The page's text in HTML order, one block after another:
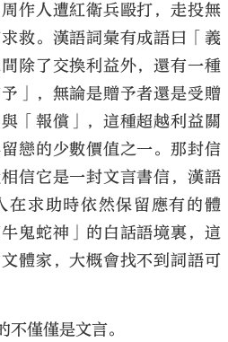
周作人遭紅衛兵毆打，走投無
救。漢語詞彙有成語曰「義
除了交換利益外，還有一種
」，無論是贈予者還是受贈
「報償」，這種超越利益關
戀的少數價值之一。那封信
信它是一封文言書信，漢語
在求助時依然保留應有的體
鬼蛇神」的白話語境裏，這
體家，大概會找不到詞語可
僅僅是文言。